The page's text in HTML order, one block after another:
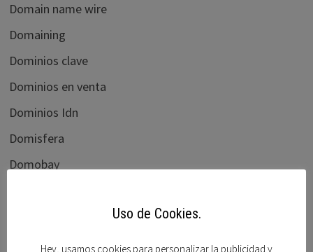
Domain name wire
Domaining
Dominios clave
Dominios en venta
Dominios Idn
Domisfera
Domobay
flippa.com
Uso de Cookies.
Hey, usamos cookies para personalizar la publicidad y